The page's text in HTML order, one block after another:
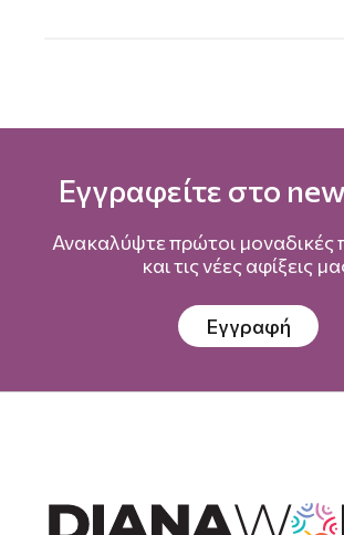
Εγγραφείτε στο
Ανακαλύψτε πρώτοι
και τις νέες αφίξεις
Εγγραφή